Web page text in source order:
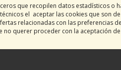
que recopilen datos estadísticos o
el aceptar las cookies que son
relacionadas con las preferencias
querer proceder con la aceptación